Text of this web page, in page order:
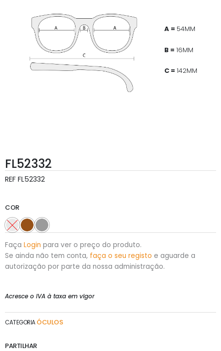
A = 54MM
B = 16MM
C = 142MM
FL52332
REF FL52332
COR
Faça Login para ver o preço do produto.
Se ainda não tem conta, faça o seu registo e aguarde a
autorização por parte da nossa administração.
Acresce o IVA à taxa em vigor
CATEGORIA ÓCULOS
PARTILHAR